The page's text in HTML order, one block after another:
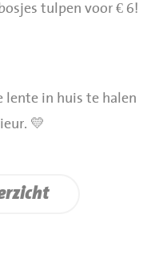
tulpen voor € 6!
lente in huis te halen
💛